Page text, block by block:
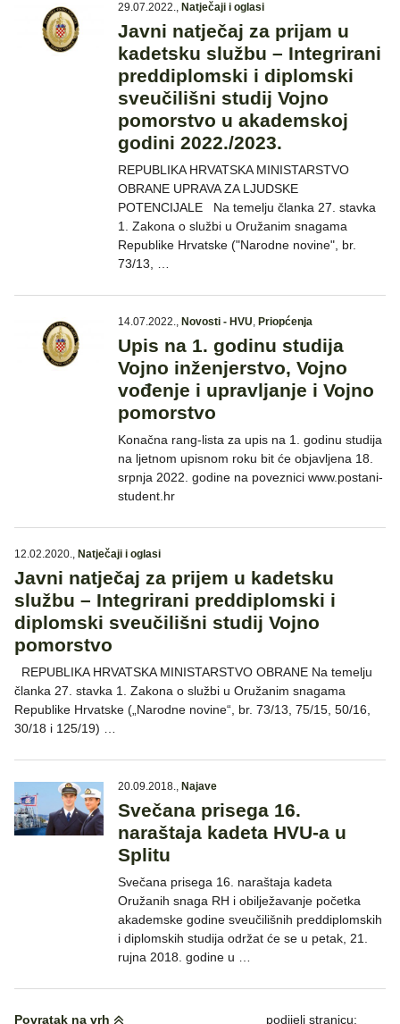
29.07.2022., Natječaji i oglasi
Javni natječaj za prijam u
kadetsku službu – Integrirani
preddiplomski i diplomski
sveučilišni studij Vojno
pomorstvo u akademskoj
godini 2022./2023.
REPUBLIKA HRVATSKA MINISTARSTVO
OBRANE UPRAVA ZA LJUDSKE
POTENCIJALE Na temelju članka 27. stavka
1. Zakona o službi u Oružanim snagama
Republike Hrvatske ("Narodne novine", br.
73/13, …
14.07.2022., Novosti - HVU, Priopćenja
Upis na 1. godinu studija
Vojno inženjerstvo, Vojno
vođenje i upravljanje i Vojno
pomorstvo
Konačna rang-lista za upis na 1. godinu studija
na ljetnom upisnom roku bit će objavljena 18.
srpnja 2022. godine na poveznici www.postani-
student.hr
12.02.2020., Natječaji i oglasi
Javni natječaj za prijem u kadetsku
službu – Integrirani preddiplomski i
diplomski sveučilišni studij Vojno
pomorstvo
REPUBLIKA HRVATSKA MINISTARSTVO OBRANE Na temelju
članka 27. stavka 1. Zakona o službi u Oružanim snagama
Republike Hrvatske („Narodne novine“, br. 73/13, 75/15, 50/16,
30/18 i 125/19) …
20.09.2018., Najave
Svečana prisega 16.
naraštaja kadeta HVU-a u
Splitu
Svečana prisega 16. naraštaja kadeta
Oružanih snaga RH i obilježavanje početka
akademske godine sveučilišnih preddiplomskih
i diplomskih studija održat će se u petak, 21.
rujna 2018. godine u …
Povratak na vrh podijeli stranicu: